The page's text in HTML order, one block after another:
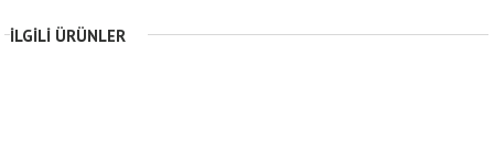
İLGILI ÜRÜNLER